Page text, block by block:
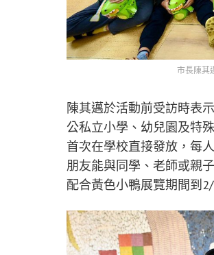
市長陳其
陳其邁於活動前受訪時表
公私立小學、幼兒園及特
首次在學校直接發放，每
朋友能與同學、老師或親
配合黃色小鴨展覽期間到